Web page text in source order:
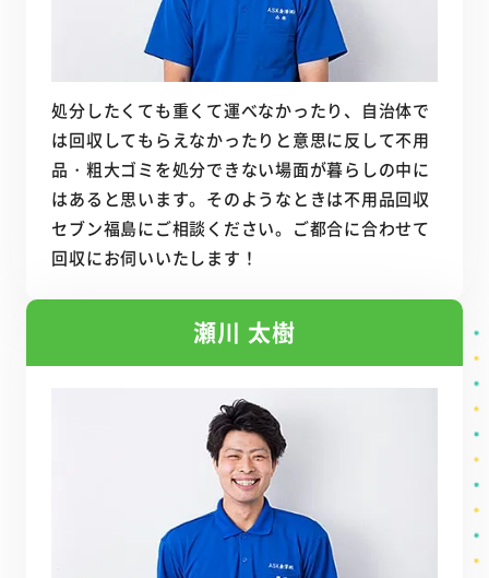
処分したくても重くて運べなかったり、自治体で
は回収してもらえなかったりと意思に反して不用
品・粗大ゴミを処分できない場面が暮らしの中に
はあると思います。そのようなときは不用品回収
セブン福島にご相談ください。ご都合に合わせて
回収にお伺いいたします！
瀬川 太樹